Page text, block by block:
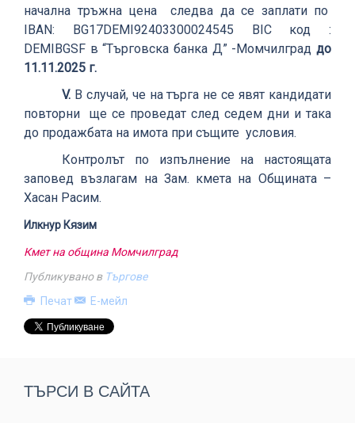
начална тръжна цена следва да се заплати по
IBAN: BG17DEMI92403300024545 BICкод :
DEMIBGSF в “Търговска банка Д” -Момчилграддо
11.11.2025 г.
V. В случай, че на търга не се явят кандидати
повторни ще се проведат след седем дни и така
до продажбата на имота при същите условия.
Контролът по изпълнение на настоящата
заповед възлагам на Зам. кмета на Общината –
Хасан Расим.
Илкнур Кязим
Кмет на община Момчилград
Публикувано в Търгове
Печат
Е-мейл
ТЪРСИ В САЙТА